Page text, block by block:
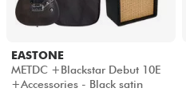
EASTONE
METDC +Blackstar Debut 10E
+Accessories - Black satin